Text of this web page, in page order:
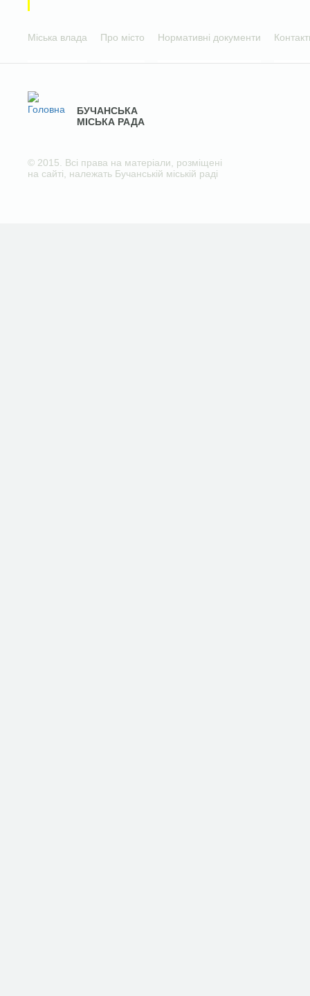
Міська влада Про місто Нормативні документи
БУЧАНСЬКА
МІСЬКА РАДА
© 2015. Всі права на матеріали, розміщені
на сайті, належать Бучанській міській раді